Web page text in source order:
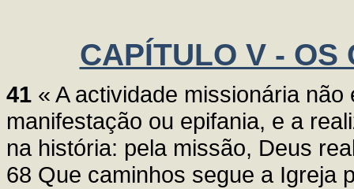
CAPÍTULO V - OS
41 « A actividade missionária
manifestação ou epifania, e a
na história: pela missão, Deus
68 Que caminhos segue a Igreja